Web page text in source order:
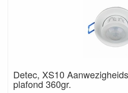
Detec, XS10
plafond 360gr.